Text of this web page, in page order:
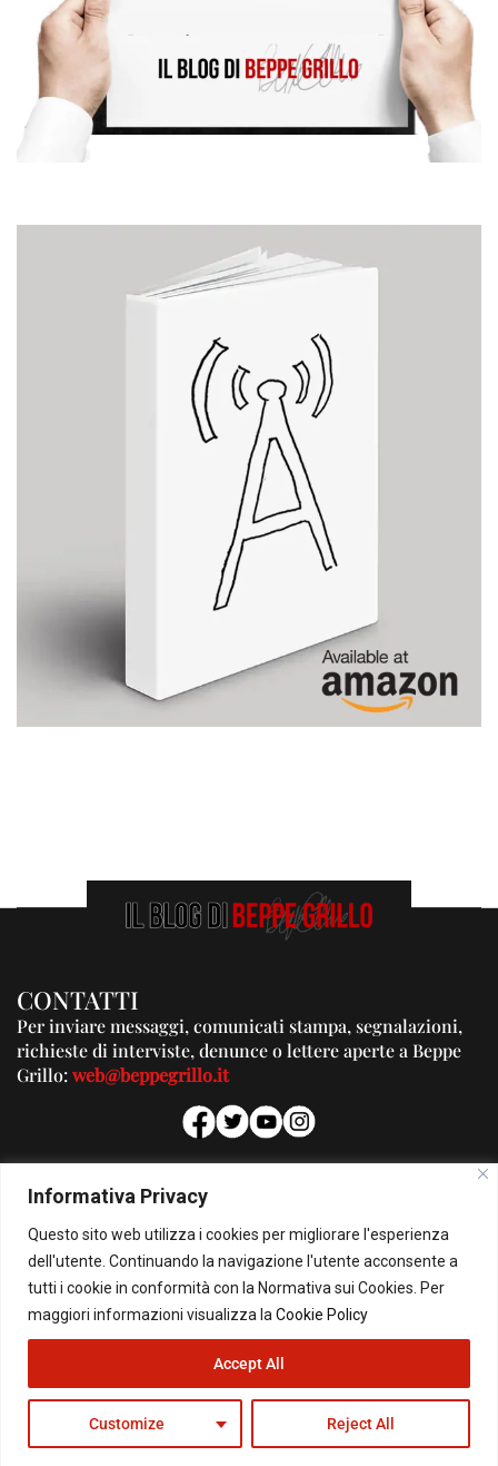
Informativa Privacy
Questo sito web utilizza i cookies per migliorare l'esperienza
dell'utente. Continuando la navigazione l'utente acconsente a
tutti i cookie in conformità con la Normativa sui Cookies. Per
maggiori informazioni visualizza la Cookie Policy
Customize Reject All
Accept All
CONTATTI
Per inviare messaggi, comunicati stampa, segnalazioni,
richieste di interviste, denunce o lettere aperte a Beppe
Grillo:web@beppegrillo.it
PUBBLICITA'
Per la tua pubblicità su questo Blog:
pubblicita@beppegrillo.it
© Copyright 2026 - Il Blog di Beppe Grillo. All Rights Reserved - Powered by
happygrafic.com